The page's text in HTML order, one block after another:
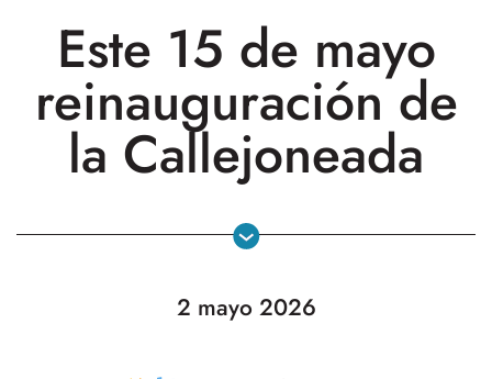
Este 15 de mayo
reinauguración de
la Callejoneada
2 mayo 2026